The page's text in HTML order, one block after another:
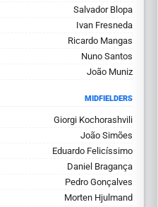
Salvador Blopa
Ivan Fresneda
Ricardo Mangas
Nuno Santos
João Muniz
MIDFIELDERS
Giorgi Kochorashvili
João Simões
Eduardo Felicíssimo
Daniel Bragança
Pedro Gonçalves
Morten Hjulmand